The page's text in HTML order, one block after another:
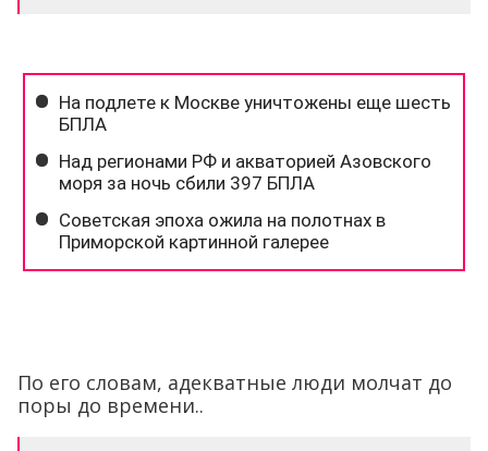
По его словам, адекватные люди молчат до
поры до времени..